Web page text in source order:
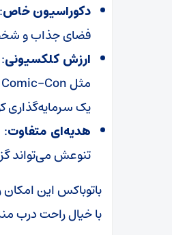
دکوراسیون خاص
فضای جذاب و
ارزش کلکسیونی
یک
هدیه‌ای متفاوت:
تنوعش می‌تواند
باتوباکس این
با خیال راحت درب